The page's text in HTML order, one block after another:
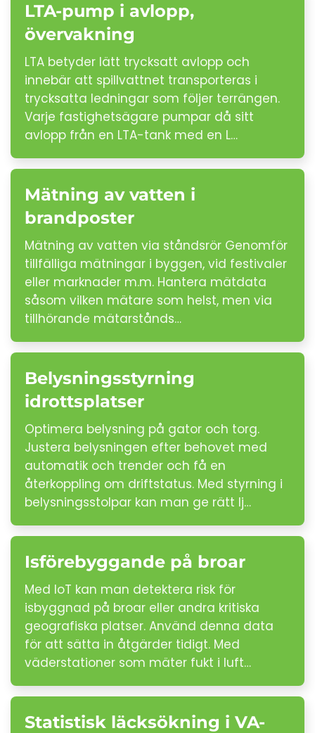
LTA-pump i avlopp,
övervakning
LTA betyder lätt trycksatt avlopp och
innebär att spillvattnet transporteras i
trycksatta ledningar som följer terrängen.
Varje fastighetsägare pumpar då sitt
avlopp från en LTA-tank med en L…
Mätning av vatten i
brandposter
Mätning av vatten via ståndsrör Genomför
tillfälliga mätningar i byggen, vid festivaler
eller marknader m.m. Hantera mätdata
såsom vilken mätare som helst, men via
tillhörande mätarstånds…
Belysningsstyrning
idrottsplatser
Optimera belysning på gator och torg.
Justera belysningen efter behovet med
automatik och trender och få en
återkoppling om driftstatus. Med styrning i
belysningsstolpar kan man ge rätt lj…
Isförebyggande på broar
Med IoT kan man detektera risk för
isbyggnad på broar eller andra kritiska
geografiska platser. Använd denna data
för att sätta in åtgärder tidigt. Med
väderstationer som mäter fukt i luft…
Statistisk läcksökning i VA-